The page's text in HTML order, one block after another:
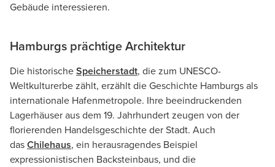
Gebäude interessieren.
Hamburgs prächtige Architektur
Die historische Speicherstadt, die zum UNESCO-
Weltkulturerbe zählt, erzählt die Geschichte Hamburgs als
internationale Hafenmetropole. Ihre beeindruckenden
Lagerhäuser aus dem 19. Jahrhundert zeugen von der
florierenden Handelsgeschichte der Stadt. Auch
das Chilehaus, ein herausragendes Beispiel
expressionistischen Backsteinbaus, und die